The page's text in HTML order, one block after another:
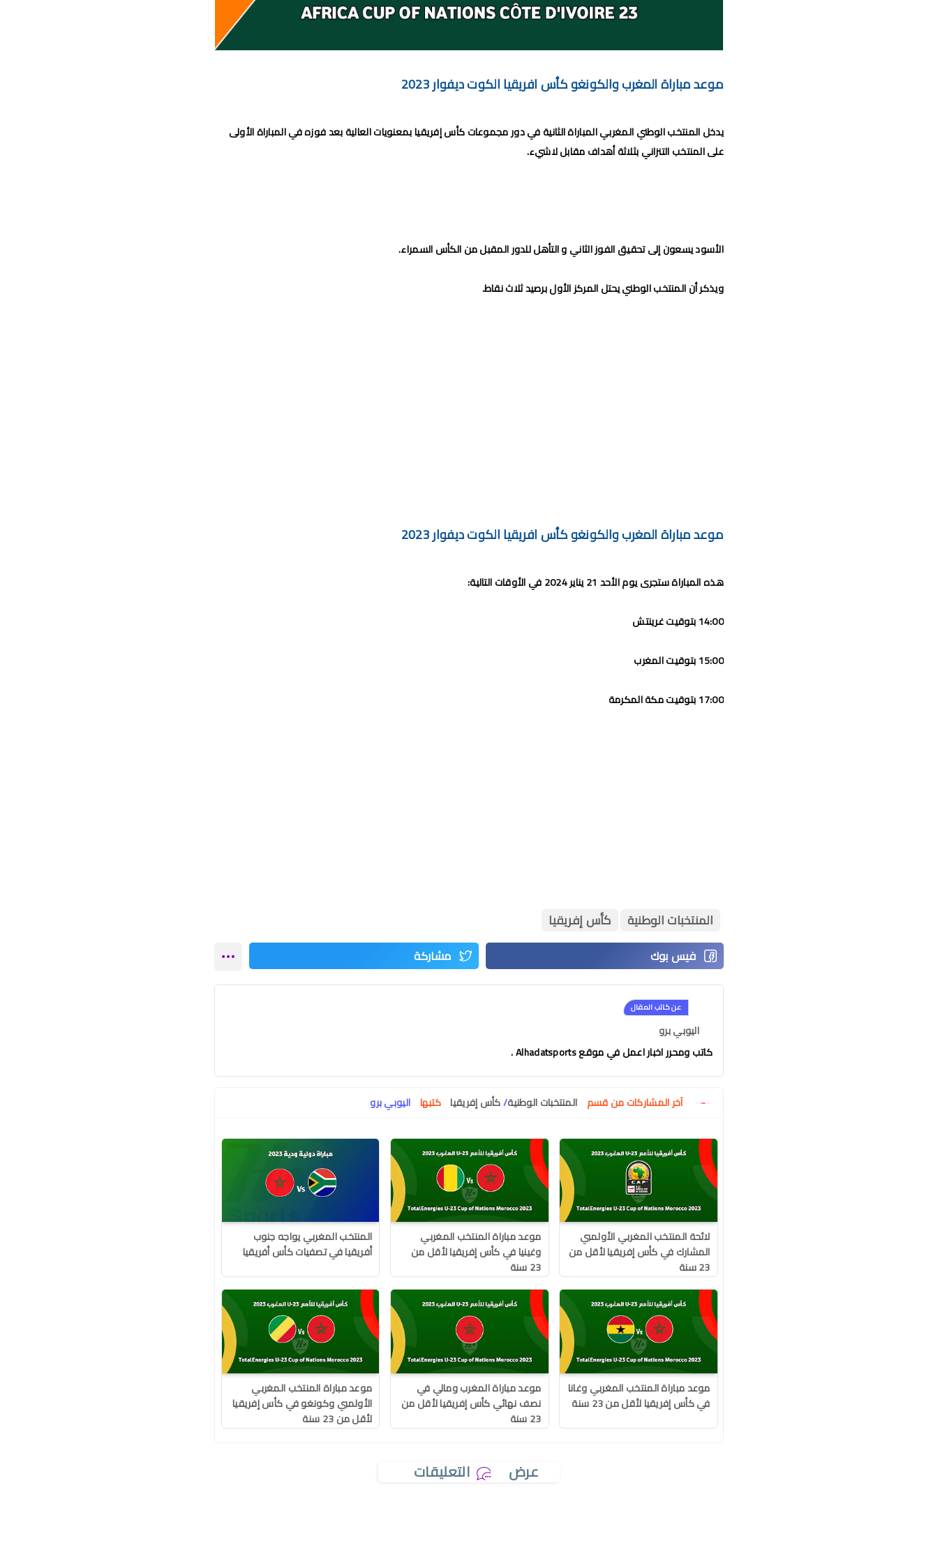
موعد مباراة الرجاء الرياضي و نهضة بركان مؤجل الجولة 27 من البطولة الوطنية
برنامج مباريات الرجاء الرياضي القادمة 2026
موعد مباراة المغرب والكونغو كأس افريقيا الكوت ديفوار 2023
يدخل المنتخب الوطني المغربي المباراة الثانية في دور مجموعات كأس إفريقيا بمعنويات العالية بعد فوزه في المباراة الأولى
على المنتخب التنزاني بثلاثة أهداف مقابل لاشيء.
الأسود يسعون إلى تحقيق الفوز الثاني و التأهل للدور المقبل من الكأس السمراء.
ويذكر أن المنتخب الوطني يحتل المركز الأول برصيد ثلاث نقاط.
موعد مباراة المغرب والكونغو كأس افريقيا الكوت ديفوار 2023
هذه المباراة ستجرى يوم الأحد 21 يناير 2024 في الأوقات التالية:
14:00 بتوقيت غرينتش
15:00 بتوقيت المغرب
17:00 بتوقيت مكة المكرمة
المنتخبات الوطنية كأس إفريقيا
عن كاتب المقال
اليوبي برو
كاتب ومحرر اخبار اعمل في موقع Alhadatsports .
آخر المشاركات من قسم المنتخبات الوطنية/كأس إفريقيا كتبها اليوبي برو
لائحة المنتخب المغربي الأولمبي
المشارك في كأس إفريقيا لأقل من
23 سنة
موعد مباراة المنتخب المغربي
وغينيا في كأس إفريقيا لأقل من
23 سنة
المنتخب المغربي يواجه جنوب
أفريقيا في تصفيات كأس أفريقيا
موعد مباراة المنتخب المغربي وغانا
في كأس إفريقيا لأقل من 23 سنة
موعد مباراة المغرب ومالي في
نصف نهائي كأس إفريقيا لأقل من
23 سنة
موعد مباراة المنتخب المغربي
الأولمبي وكونغو في كأس إفريقيا
لأقل من 23 سنة
عرض التعليقات